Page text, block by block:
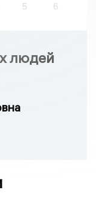
5 6
людей